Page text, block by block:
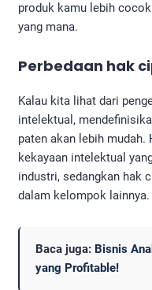
produk kamu lebih
yang mana.
Perbedaan hak
Kalau kita lihat dari
intelektual,
paten akan lebih mudah.
kekayaan intelektual
industri, sedangkan hak
dalam kelompok lainnya.
Baca juga: Bisnis
yang Profitable!